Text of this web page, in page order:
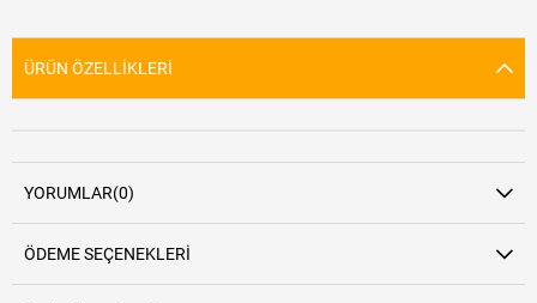
ÜRÜN ÖZELLIKLERI
YORUMLAR(0)
ÖDEME SEÇENEKLERI